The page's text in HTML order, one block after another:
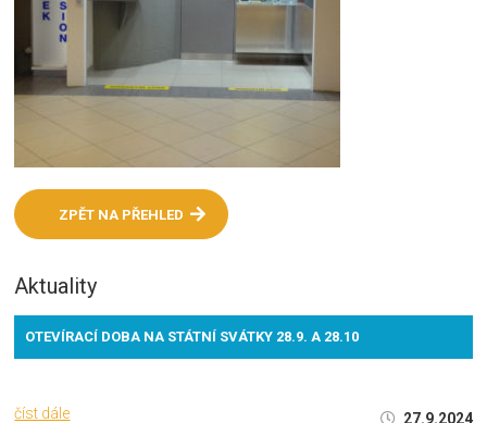
ZPĚT NA PŘEHLED
Aktuality
OTEVÍRACÍ DOBA NA STÁTNÍ SVÁTKY 28.9. A 28.10
číst dále 27.9.2024